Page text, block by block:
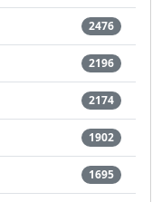
2476
2196
2174
1902
1695